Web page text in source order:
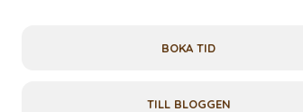
BOKA TID
TILL BLOGGEN